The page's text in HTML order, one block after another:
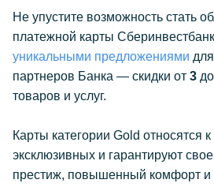
Не упустите возможность стать
платежной карты
уникальными предложениями
партнеров Банка — скидки от 3 до
товаров и услуг.
Карты категории Gold относятся к
эксклюзивных и гарантируют
престиж, повышенный комфорт и